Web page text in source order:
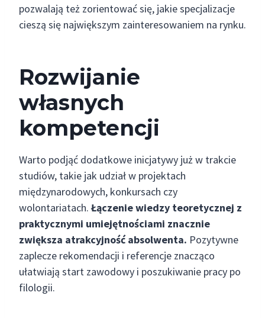
pozwalają też zorientować się, jakie specjalizacje
cieszą się największym zainteresowaniem na rynku.
Rozwijanie
własnych
kompetencji
Warto podjąć dodatkowe inicjatywy już w trakcie
studiów, takie jak udział w projektach
międzynarodowych, konkursach czy
wolontariatach.Łączenie wiedzy teoretycznej z
praktycznymi umiejętnościami znacznie
zwiększa atrakcyjność absolwenta. Pozytywne
zaplecze rekomendacji i referencje znacząco
ułatwiają start zawodowy i poszukiwanie pracy po
filologii.